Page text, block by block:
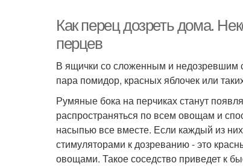
Как перец дозреть дома.
перцев
В ящички со сложенным и недозревшим
пара помидор, красных яблочек или
Румяные бока на перчиках станут
распространяться по всем овощам и
насыпью все вместе. Если каждый из них
стимуляторами к дозреванию - это
овощами. Такое соседство приведет к